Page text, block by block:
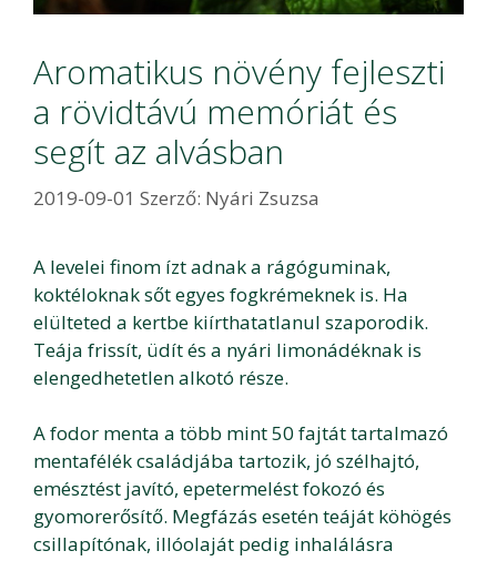
Aromatikus növény fejleszti
a rövidtávú memóriát és
segít az alvásban
2019-09-01 Szerző: Nyári Zsuzsa
A levelei finom ízt adnak a rágóguminak,
koktéloknak sőt egyes fogkrémeknek is. Ha
elülteted a kertbe kiírthatatlanul szaporodik.
Teája frissít, üdít és a nyári limonádéknak is
elengedhetetlen alkotó része.
A fodor menta a több mint 50 fajtát tartalmazó
mentafélék családjába tartozik, jó szélhajtó,
emésztést javító, epetermelést fokozó és
gyomorerősítő. Megfázás esetén teáját köhögés
csillapítónak, illóolaját pedig inhalálásra